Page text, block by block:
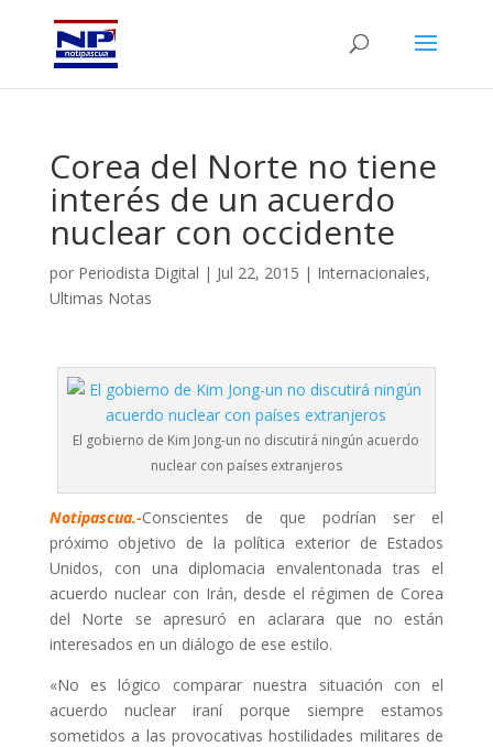
Corea del Norte no tiene
interés de un acuerdo
nuclear con occidente
por Periodista Digital | Jul 22, 2015 | Internacionales,
Ultimas Notas
El gobierno de Kim Jong-un no discutirá ningún acuerdo
nuclear con países extranjeros
Notipascua.-Conscientes de que podrían ser el
próximo objetivo de la política exterior de Estados
Unidos, con una diplomacia envalentonada tras el
acuerdo nuclear con Irán, desde el régimen de Corea
del Norte se apresuró en aclarara que no están
interesados en un diálogo de ese estilo.
«No es lógico comparar nuestra situación con el
acuerdo nuclear iraní porque siempre estamos
sometidos a las provocativas hostilidades militares de